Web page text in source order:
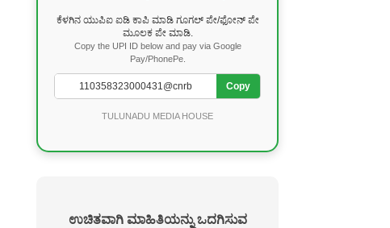
ಕೆಳಗಿನ ಯುಪಿಐ ಐಡಿ ಕಾಪಿ ಮಾಡಿ ಗೂಗಲ್ ಪೇ/ಫೋನ್ ಪೇ
ಮೂಲಕ ಪೇ ಮಾಡಿ.
Copy the UPI ID below and pay via Google
Pay/PhonePe.
Copy
TULUNADU MEDIA HOUSE
ಉಚಿತವಾಗಿ ಮಾಹಿತಿಯನ್ನು ಒದಗಿಸುವ